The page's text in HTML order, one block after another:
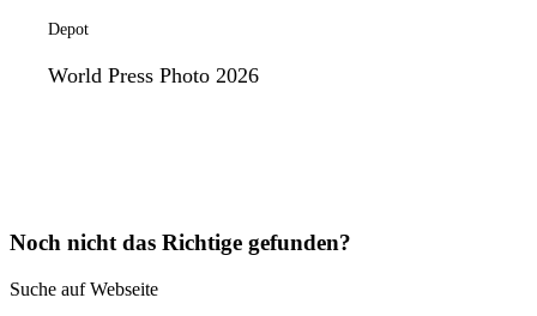
Depot
World Press Photo 2026
Noch nicht das Richtige gefunden?
Suche auf Webseite